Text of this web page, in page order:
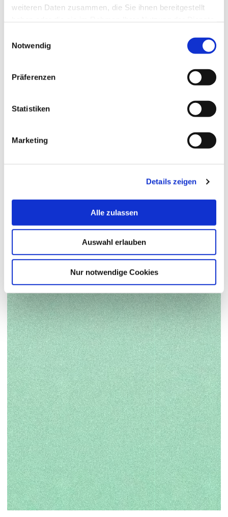
weiteren Daten zusammen, die Sie ihnen bereitgestellt
Notwendig
Präferenzen
Statistiken
Marketing
Details zeigen
Alle zulassen
Auswahl erlauben
Nur notwendige Cookies